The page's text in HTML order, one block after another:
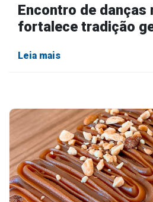
Encontro de danças
fortalece tradição
Leia mais